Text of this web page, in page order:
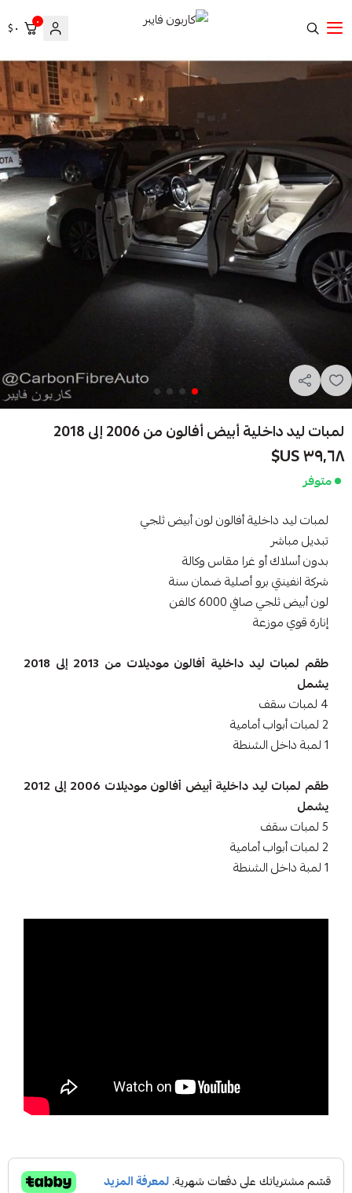
٠ ٠ $
لمبات ليد داخلية أبيض أفالون من 2006 إلى 2018
٣٩٫٦٨ US$
متوفر
لمبات ليد داخلية أفالون لون أبيض ثلجي
تبديل مباشر
بدون أسلاك أو غرا مقاس وكالة
شركة انفينتي برو أصلية ضمان سنة
لون أبيض ثلجي صافي 6000 كالفن
إنارة قوي موزعة
طقم لمبات ليد داخلية أفالون موديلات من 2013 إلى 2018
يشمل
4 لمبات سقف
2 لمبات أبواب أمامية
1 لمبة داخل الشنطة
طقم لمبات ليد داخلية أبيض أفالون موديلات 2006 إلى 2012
يشمل
5 لمبات سقف
2 لمبات أبواب أمامية
1 لمبة داخل الشنطة